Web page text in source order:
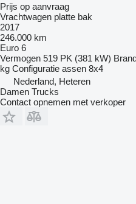
Prijs op aanvraag
Vrachtwagen platte bak
2017
246.000 km
Euro 6
Vermogen 519 PK (381 kW)
kg Configuratie assen 8x4
Nederland, Heteren
Damen Trucks
Contact opnemen met verkoper